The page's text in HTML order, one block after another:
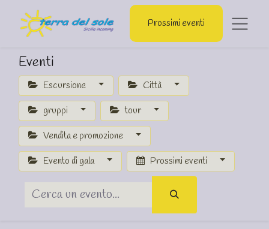
Prossimi eventi
Eventi
Escursione Città
gruppi tour
Vendita e promozione
Evento di gala Prossimi eventi